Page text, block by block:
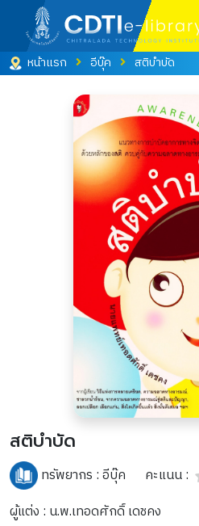
หน้าแรก อีบุ๊ค สติบำบัด
สติบำบัด
ทรัพยากร :อีบุ๊ค
คะแนน :
ผู้แต่ง : น.พ.เทอดศักดิ์ เดชคง